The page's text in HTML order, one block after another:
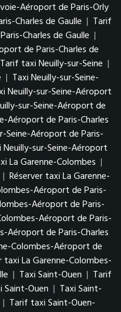
Aéroport de Paris-Orly
Charles de Gaulle | Tarif
Charles de Gaulle |
de Paris-Charles de
Tarif taxi Neuilly-sur-Seine |
| Taxi Neuilly-sur-Seine-
Neuilly-sur-Seine-Aéroport
sur-Seine-Aéroport de
Aéroport de Paris-Charles
Seine-Aéroport de Paris-
Neuilly-sur-Seine-Aéroport
La Garenne-Colombes |
| Réserver taxi La Garenne-
Aéroport de Paris-
Aéroport de Paris-
Aéroport de Paris-
Aéroport de Paris-Charles
Colombes-Aéroport de
taxi La Garenne-Colombes-
| Taxi Saint-Ouen | Tarif
Saint-Ouen | Taxi Saint-
| Tarif taxi Saint-Ouen-